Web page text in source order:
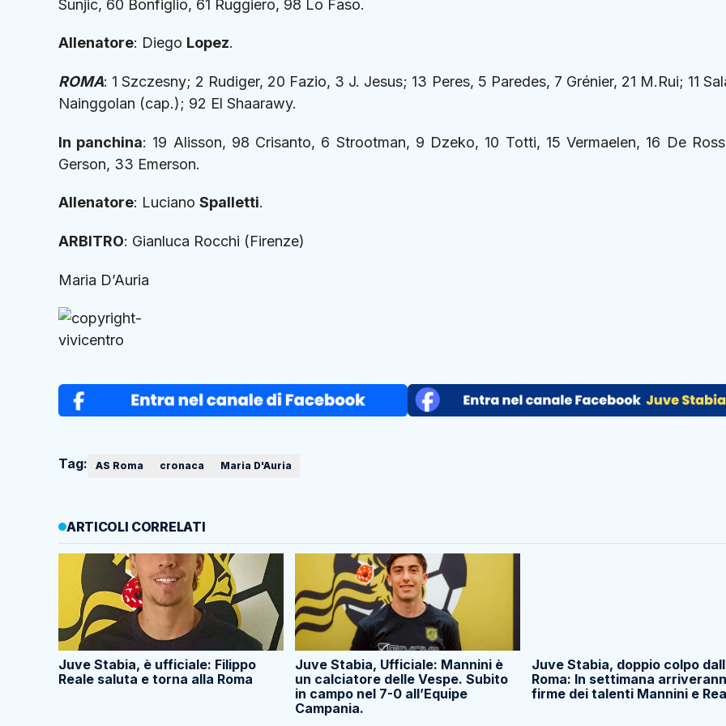
Sunjic, 60 Bonfiglio, 61 Ruggiero, 98 Lo Faso.
Allenatore: Diego Lopez.
ROMA: 1 Szczesny; 2 Rudiger, 20 Fazio, 3 J. Jesus; 13 Peres, 5 Paredes, 7 Grénier, 21 M.Rui; 11
Nainggolan (cap.); 92 El Shaarawy.
In panchina: 19 Alisson, 98 Crisanto, 6 Strootman, 9 Dzeko, 10 Totti, 15 Vermaelen, 16 De
Gerson, 33 Emerson.
Allenatore: Luciano Spalletti.
ARBITRO: Gianluca Rocchi (Firenze)
Maria D’Auria
Tag: AS Roma cronaca Maria D'Auria
ARTICOLI CORRELATI
Juve Stabia, è ufficiale: Filippo
Reale saluta e torna alla Roma
Juve Stabia, Ufficiale: Mannini è
un calciatore delle Vespe. Subito
in campo nel 7-0 all’Equipe
Campania.
Juve Stabia, doppio colpo
Roma: In settimana
firme dei talenti Mannini e